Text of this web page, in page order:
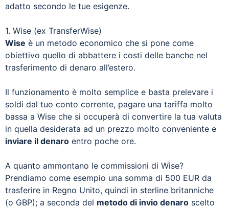
adatto secondo le tue esigenze.
1. Wise (ex TransferWise)
Wise è un metodo economico che si pone come
obiettivo quello di abbattere i costi delle banche nel
trasferimento di denaro all’estero.
Il funzionamento è molto semplice e basta prelevare i
soldi dal tuo conto corrente, pagare una tariffa molto
bassa a Wise che si occuperà di convertire la tua valuta
in quella desiderata ad un prezzo molto conveniente e
inviare il denaro entro poche ore.
A quanto ammontano le commissioni di Wise?
Prendiamo come esempio una somma di 500 EUR da
trasferire in Regno Unito, quindi in sterline britanniche
(o GBP); a seconda del metodo di invio denaro scelto